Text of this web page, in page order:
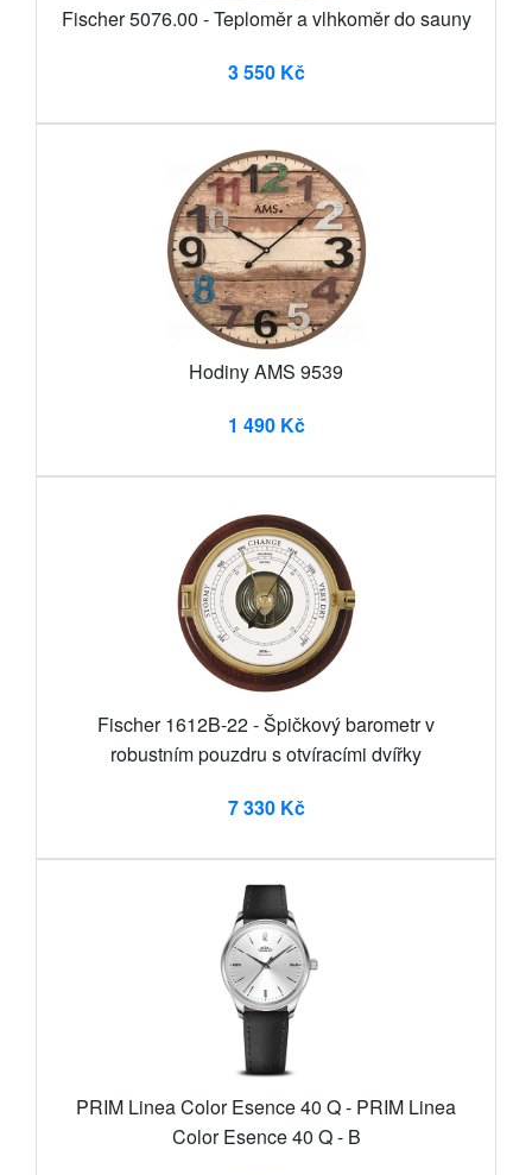
Fischer 5076.00 - Teploměr a vlhkoměr do sauny
3 550 Kč
Hodiny AMS 9539
1 490 Kč
Fischer 1612B-22 - Špičkový barometr v
robustním pouzdru s otvíracími dvířky
7 330 Kč
PRIM Linea Color Esence 40 Q - PRIM Linea
Color Esence 40 Q - B